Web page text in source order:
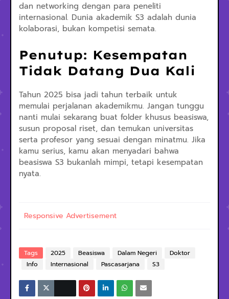
dan networking dengan para peneliti
internasional. Dunia akademik S3 adalah dunia
kolaborasi, bukan kompetisi semata.
Penutup: Kesempatan
Tidak Datang Dua Kali
Tahun 2025 bisa jadi tahun terbaik untuk
memulai perjalanan akademikmu. Jangan tunggu
nanti mulai sekarang buat folder khusus beasiswa,
susun proposal riset, dan temukan universitas
serta profesor yang sesuai dengan minatmu. Jika
kamu serius, kamu akan menyadari bahwa
beasiswa S3 bukanlah mimpi, tetapi kesempatan
nyata.
Responsive Advertisement
Tags 2025 Beasiswa Dalam Negeri
Doktor
Info
Internasional Pascasarjana S3